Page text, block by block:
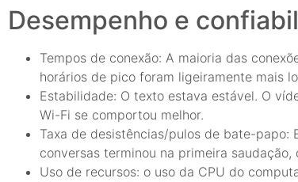
Desempenho e
Tempos de conexão: A maioria das
horários de pico foram ligeiramente mais
Estabilidade: O texto estava estável. O
Wi-Fi se comportou melhor.
Taxa de desistências/pulos de bate-papo:
conversas terminou na primeira
Uso de recursos: o uso da CPU do